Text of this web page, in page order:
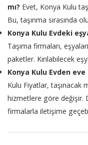
mı? Evet, Konya Kulu
Bu, taşınma sırasında
Konya Kulu Evdeki
Taşıma firmaları,
paketler. Kırılabilecek
Konya Kulu Evden
Kulu Fiyatlar, taşınacak
hizmetlere göre değişir.
firmalarla iletişime